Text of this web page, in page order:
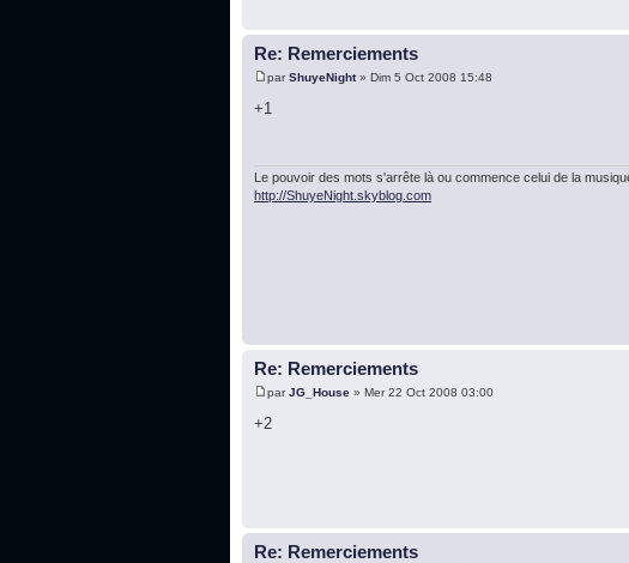
Re: Remerciements
parShuyeNight» Dim 5 Oct 2008 15:48
+1
Le pouvoir des mots s'arrête là ou commence celui de la
http://ShuyeNight.skyblog.com
Re: Remerciements
parJG_House » Mer 22 Oct 2008 03:00
+2
Re: Remerciements